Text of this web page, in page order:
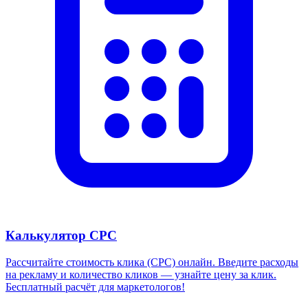
Калькулятор CPC
Рассчитайте стоимость клика (CPC) онлайн. Введите расходы
на рекламу и количество кликов — узнайте цену за клик.
Бесплатный расчёт для маркетологов!